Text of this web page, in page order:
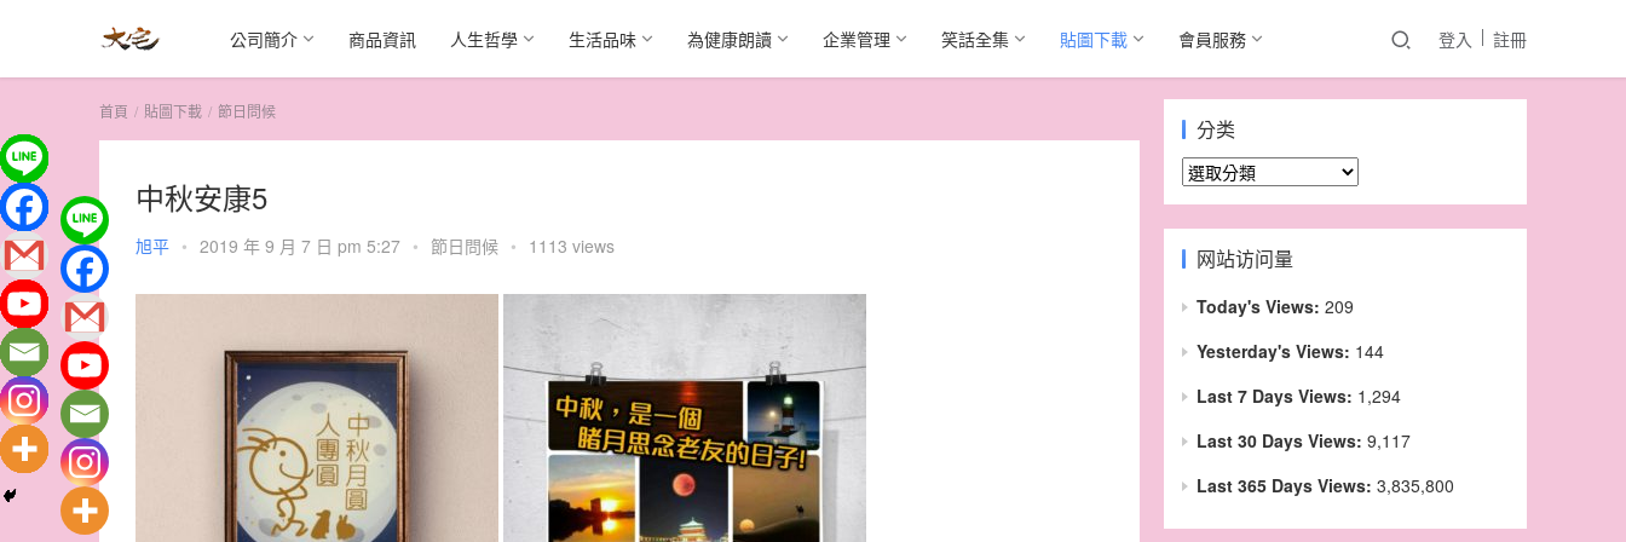
公司簡介 商品資訊 人生哲學 生活品味 為健康朗讀 企業管理 笑話全集 貼圖下載 會員服務 登入 註冊
首頁 貼圖下載 節日問候
中秋安康5
旭平 • 2019 年 9 月 7 日 pm 5:27 • 節日問候 • 1113 views
分类
分
类
网站访问量
Today's Views: 209
Yesterday's Views: 144
Last 7 Days Views: 1,294
Last 30 Days Views: 9,117
Last 365 Days Views: 3,835,800